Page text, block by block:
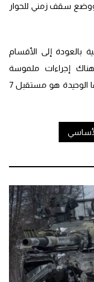
سقف زمني للحوار
بالعودة إلى الأقسام
إجراءات ملموسة
للحكومة”، مشيرا إلى أن “هذه الإضرابات ضحيتها الوحيدة هو مستقبل 7